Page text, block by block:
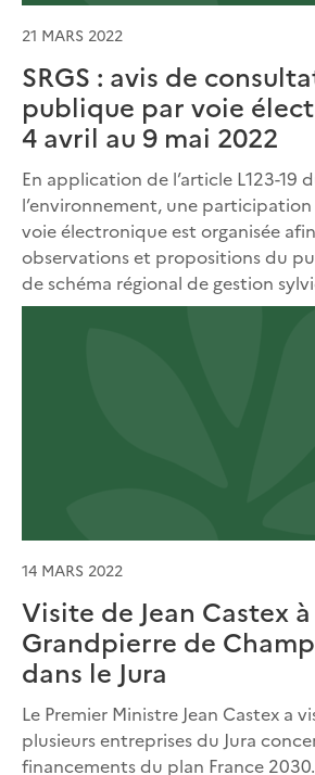
21 MARS 2022
SRGS : avis de
publique par voie
4 avril au 9 mai 2022
En application de l’article L123-19
l’environnement, une
voie électronique est organisée
observations et propositions du
de schéma régional de gestion
14 MARS 2022
Visite de Jean Castex
Grandpierre de
dans le Jura
Le Premier Ministre Jean Castex a
plusieurs entreprises du Jura
financements du plan France 2030.